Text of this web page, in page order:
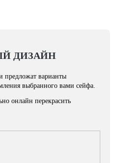
ДИЗАЙН
предложат варианты
выбранного вами сейфа.
онлайн перекрасить